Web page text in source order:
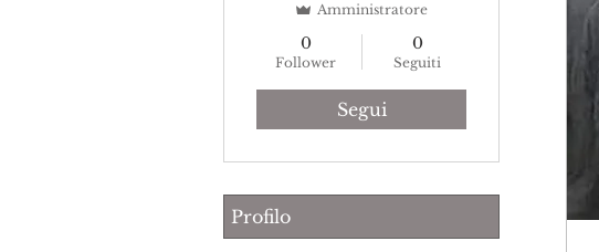
Amministratore
0
Follower
0
Seguiti
Segui
Profilo